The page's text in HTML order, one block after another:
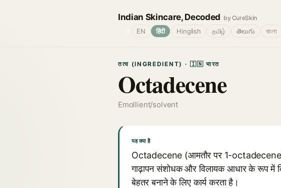
Indian Skincare, Decoded by CureSkin
EN हिंदी Hinglish தமிழ் తెలుగు বাংলা
तत्व (INGREDIENT) · 🇮🇳 भारत
Octadecene
Emollient/solvent
यह क्या है
Octadecene (आमतौर पर 1-octadecene)
गाढ़ापन संशोधक और विलायक आधार के रूप में
बेहतर बनाने के लिए कार्य करता है।